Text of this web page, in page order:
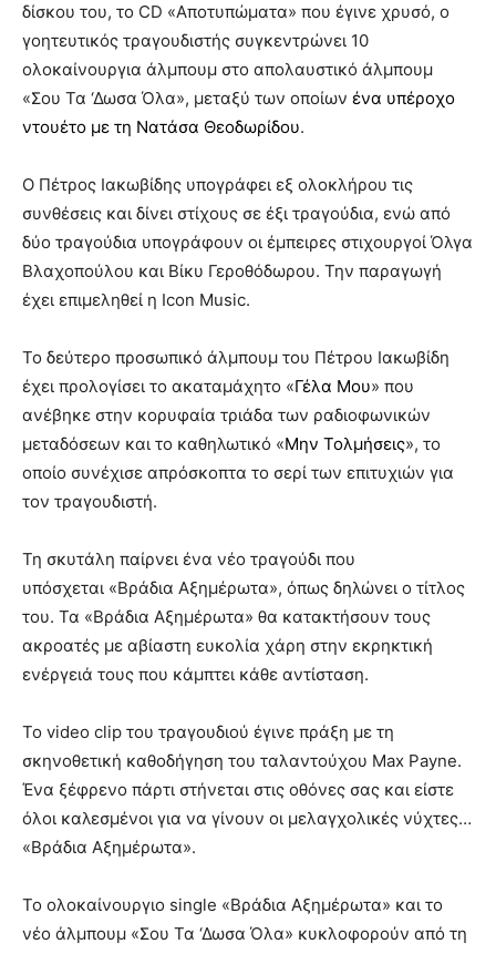
δίσκου του, το CD «Αποτυπώματα» που έγινε χρυσό, ο
γοητευτικός τραγουδιστής συγκεντρώνει 10
ολοκαίνουργια άλμπουμ στο απολαυστικό άλμπουμ
«Σου Τα ‘Δωσα Όλα», μεταξύ των οποίων ένα υπέροχο
ντουέτο με τη Νατάσα Θεοδωρίδου.
Ο Πέτρος Ιακωβίδης υπογράφει εξ ολοκλήρου τις
συνθέσεις και δίνει στίχους σε έξι τραγούδια, ενώ από
δύο τραγούδια υπογράφουν οι έμπειρες στιχουργοί Όλγα
Βλαχοπούλου και Βίκυ Γεροθόδωρου. Την παραγωγή
έχει επιμεληθεί η Icon Music.
Το δεύτερο προσωπικό άλμπουμ του Πέτρου Ιακωβίδη
έχει προλογίσει το ακαταμάχητο «Γέλα Μου» που
ανέβηκε στην κορυφαία τριάδα των ραδιοφωνικών
μεταδόσεων και το καθηλωτικό «Μην Τολμήσεις», το
οποίο συνέχισε απρόσκοπτα το σερί των επιτυχιών για
τον τραγουδιστή.
Τη σκυτάλη παίρνει ένα νέο τραγούδι που
υπόσχεται «Βράδια Αξημέρωτα», όπως δηλώνει ο τίτλος
του. Τα «Βράδια Αξημέρωτα» θα κατακτήσουν τους
ακροατές με αβίαστη ευκολία χάρη στην εκρηκτική
ενέργειά τους που κάμπτει κάθε αντίσταση.
Το video clip του τραγουδιού έγινε πράξη με τη
σκηνοθετική καθοδήγηση του ταλαντούχου Max Payne.
Ένα ξέφρενο πάρτι στήνεται στις οθόνες σας και είστε
όλοι καλεσμένοι για να γίνουν οι μελαγχολικές νύχτες…
«Βράδια Αξημέρωτα».
Το ολοκαίνουργιο single «Βράδια Αξημέρωτα» και το
νέο άλμπουμ «Σου Τα ‘Δωσα Όλα» κυκλοφορούν από τη